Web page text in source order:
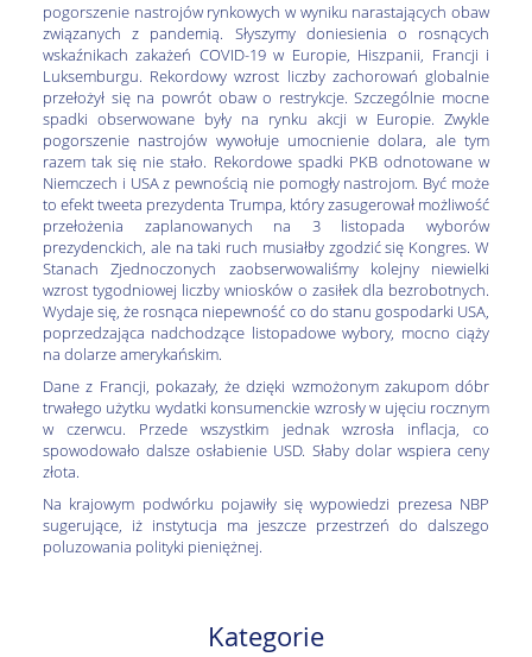
pogorszenie nastrojów rynkowych w wyniku narastających obaw
związanych z pandemią. Słyszymy doniesienia o rosnących
wskaźnikach zakażeń COVID-19 w Europie, Hiszpanii, Francji i
Luksemburgu. Rekordowy wzrost liczby zachorowań globalnie
przełożył się na powrót obaw o restrykcje. Szczególnie mocne
spadki obserwowane były na rynku akcji w Europie. Zwykle
pogorszenie nastrojów wywołuje umocnienie dolara, ale tym
razem tak się nie stało. Rekordowe spadki PKB odnotowane w
Niemczech i USA z pewnością nie pomogły nastrojom. Być może
to efekt tweeta prezydenta Trumpa, który zasugerował możliwość
przełożenia zaplanowanych na 3 listopada wyborów
prezydenckich, ale na taki ruch musiałby zgodzić się Kongres. W
Stanach Zjednoczonych zaobserwowaliśmy kolejny niewielki
wzrost tygodniowej liczby wniosków o zasiłek dla bezrobotnych.
Wydaje się, że rosnąca niepewność co do stanu gospodarki USA,
poprzedzająca nadchodzące listopadowe wybory, mocno ciąży
na dolarze amerykańskim.
Dane z Francji, pokazały, że dzięki wzmożonym zakupom dóbr
trwałego użytku wydatki konsumenckie wzrosły w ujęciu rocznym
w czerwcu. Przede wszystkim jednak wzrosła inflacja, co
spowodowało dalsze osłabienie USD. Słaby dolar wspiera ceny
złota.
Na krajowym podwórku pojawiły się wypowiedzi prezesa NBP
sugerujące, iż instytucja ma jeszcze przestrzeń do dalszego
poluzowania polityki pieniężnej.
Kategorie